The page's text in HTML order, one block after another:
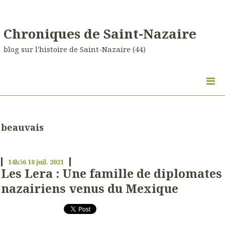
Chroniques de Saint-Nazaire
blog sur l'histoire de Saint-Nazaire (44)
beauvais
14h5618juil. 2021
Les Lera : Une famille de diplomates
nazairiens venus du Mexique